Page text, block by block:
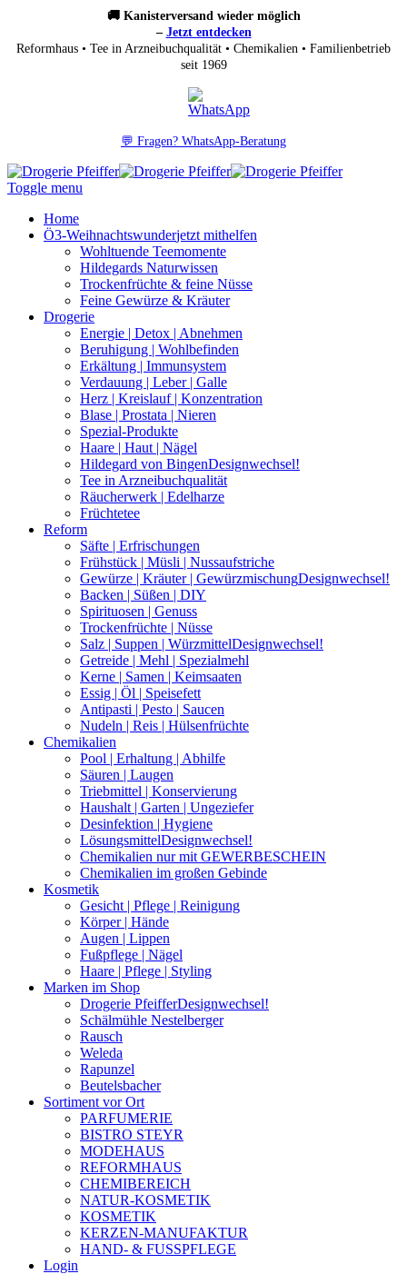
🚚 Kanisterversand wieder möglich
– Jetzt entdecken
Reformhaus • Tee in Arzneibuchqualität • Chemikalien • Familienbetrieb
seit 1969
💬 Fragen? WhatsApp-Beratung
Toggle menu
Home
Ö3-Weihnachtswunderjetzt mithelfen
Wohltuende Teemomente
Hildegards Naturwissen
Trockenfrüchte & feine Nüsse
Feine Gewürze & Kräuter
Drogerie
Energie | Detox | Abnehmen
Beruhigung | Wohlbefinden
Erkältung | Immunsystem
Verdauung | Leber | Galle
Herz | Kreislauf | Konzentration
Blase | Prostata | Nieren
Spezial-Produkte
Haare | Haut | Nägel
Hildegard von BingenDesignwechsel!
Tee in Arzneibuchqualität
Räucherwerk | Edelharze
Früchtetee
Reform
Säfte | Erfrischungen
Frühstück | Müsli | Nussaufstriche
Gewürze | Kräuter | GewürzmischungDesignwechsel!
Backen | Süßen | DIY
Spirituosen | Genuss
Trockenfrüchte | Nüsse
Salz | Suppen | WürzmittelDesignwechsel!
Getreide | Mehl | Spezialmehl
Kerne | Samen | Keimsaaten
Essig | Öl | Speisefett
Antipasti | Pesto | Saucen
Nudeln | Reis | Hülsenfrüchte
Chemikalien
Pool | Erhaltung | Abhilfe
Säuren | Laugen
Triebmittel | Konservierung
Haushalt | Garten | Ungeziefer
Desinfektion | Hygiene
LösungsmittelDesignwechsel!
Chemikalien nur mit GEWERBESCHEIN
Chemikalien im großen Gebinde
Kosmetik
Gesicht | Pflege | Reinigung
Körper | Hände
Augen | Lippen
Fußpflege | Nägel
Haare | Pflege | Styling
Marken im Shop
Drogerie PfeifferDesignwechsel!
Schälmühle Nestelberger
Rausch
Weleda
Rapunzel
Beutelsbacher
Sortiment vor Ort
PARFUMERIE
BISTRO STEYR
MODEHAUS
REFORMHAUS
CHEMIBEREICH
NATUR-KOSMETIK
KOSMETIK
KERZEN-MANUFAKTUR
HAND- & FUSSPFLEGE
Login